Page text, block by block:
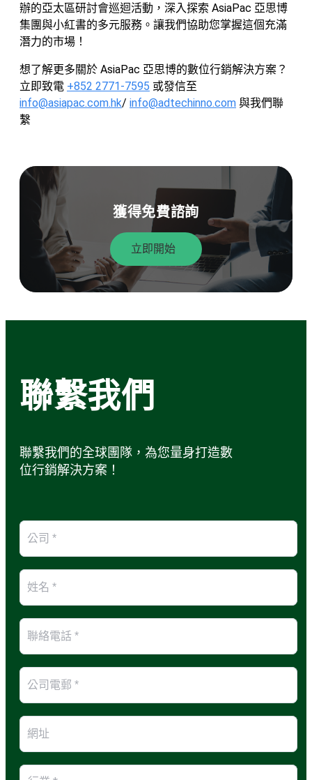
辦的亞太區研討會巡迴活動，深入探索 AsiaPac 亞思博
集團與小紅書的多元服務。讓我們協助您掌握這個充滿
潛力的市場！
想了解更多關於 AsiaPac 亞思博的數位行銷解決方案？
立即致電 +852 2771-7595 或發信至
info@asiapac.com.hk/ info@adtechinno.com 與我們聯
繫
獲得免費諮詢
立即開始
聯繫我們
聯繫我們的全球團隊，為您量身打造數
位行銷解決方案！